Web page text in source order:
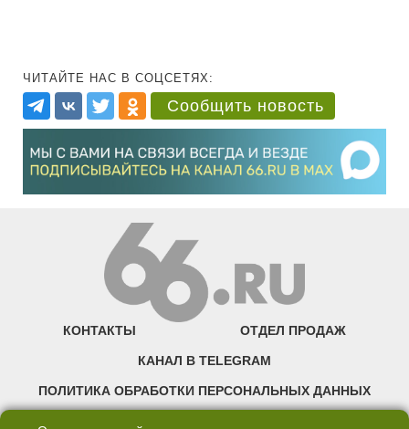
ЧИТАЙТЕ НАС В СОЦСЕТЯХ:
Сообщить новость
КОНТАКТЫ ОТДЕЛ ПРОДАЖ
КАНАЛ В TELEGRAM
ПОЛИТИКА ОБРАБОТКИ ПЕРСОНАЛЬНЫХ ДАННЫХ